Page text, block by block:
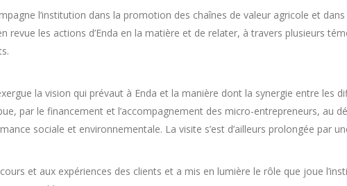
l’institution dans la promotion des chaînes de valeur agricole et
revue les actions d’Enda en la matière et de relater, à travers plusieurs
la vision qui prévaut à Enda et la manière dont la synergie entre les
par le financement et l’accompagnement des micro-entrepreneurs, au
sociale et environnementale. La visite s’est d’ailleurs prolongée par
et aux expériences des clients et a mis en lumière le rôle que joue